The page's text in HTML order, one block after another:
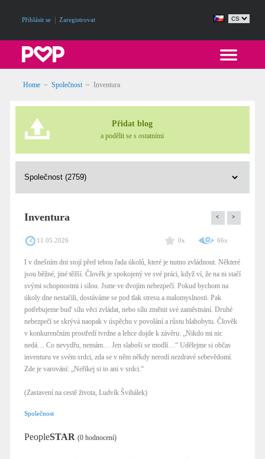
Přihlásit se Zaregistrovat
Home ~ Společnost~ Inventura
Přidat blog
a podělit se s ostatními
Inventura < >
11.05.2026 0x 66x
I v dnešním dni stojí před tebou řada úkolů, které je nutno zvládnout. Některé
jsou běžné, jiné těžší. Člověk je spokojený ve své práci, když ví, že na ni stačí
svými schopnostmi i silou. Jsme ve dvojím nebezpečí. Pokud bychom na
úkoly dne nestačili, dostáváme se pod tlak stresu a malomyslnosti. Pak
potřebujeme buď sílu věci zvládat, nebo sílu změnit své zaměstnání. Druhé
nebezpečí se skrývá naopak v úspěchu v povolání a růstu blahobytu. Člověk
v konkurenčním prostředí tvrdne a lehce dojde k závěru: „Nikdo mi nic
nedá… Co nevydřu, nemám… Jen slaboši se modlí…“ Udělejme si občas
inventuru ve svém srdci, zda se v něm někdy nerodí nezdravé sebevědomí.
Zde je varování: „Neříkej si to ani v srdci.“
(Zastavení na cestě života, Ludvík Švihálek)
Společnost
PeopleSTAR (0 hodnocení)